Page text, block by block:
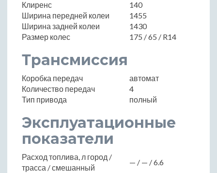
Клиренс
140
Ширина передней колеи
1455
Ширина задней колеи
1430
Размер колес
175 / 65 / R14
Трансмиссия
Коробка передач
автомат
Количество передач
4
Тип привода
полный
Эксплуатационные
показатели
Расход топлива, л город /
трасса / смешанный
— / — / 6.6